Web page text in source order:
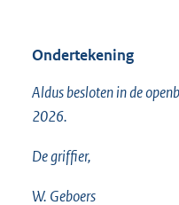
Ondertekening
Aldus besloten in de
2026.
De griffier,
W. Geboers